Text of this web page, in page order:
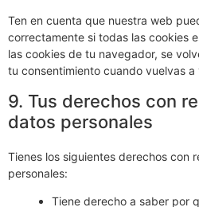
Ten en cuenta que nuestra web
correctamente si todas las cookies
las cookies de tu navegador, se
tu consentimiento cuando vuelvas
9. Tus derechos con
datos personales
Tienes los siguientes derechos con
personales:
Tiene derecho a saber por